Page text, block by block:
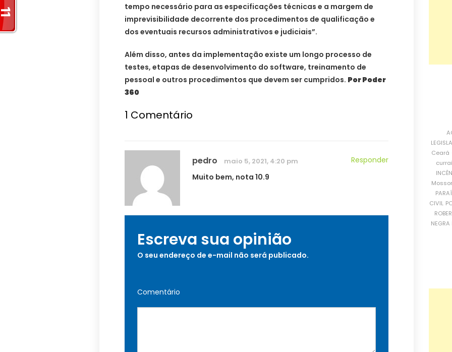
tempo necessário para as especificações técnicas e a margem de
imprevisibilidade decorrente dos procedimentos de qualificação e
dos eventuais recursos administrativos e judiciais”.
Além disso, antes da implementação existe um longo processo de
testes, etapas de desenvolvimento do software, treinamento de
pessoal e outros procedimentos que devem ser cumpridos. Por Poder
360
1 Comentário
pedro maio 5, 2021, 4:20 pm
Responder
Muito bem, nota 10.9
Escreva sua opinião
O seu endereço de e-mail não será publicado.
Comentário
Ceará
CIVIL
NEGRA